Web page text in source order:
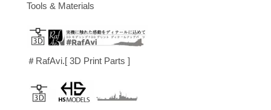
Tools & Materials
＃RafAvi.[ 3D Print Parts ]